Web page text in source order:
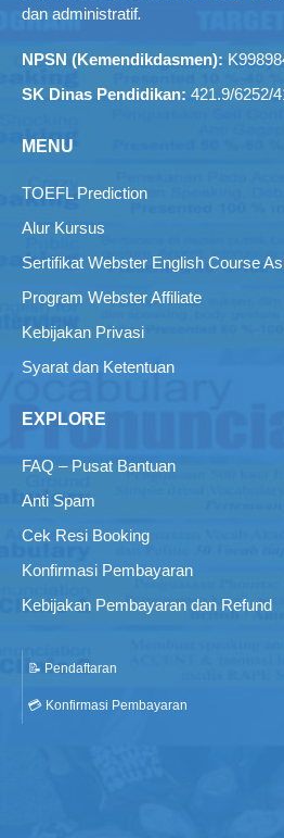
dan administratif.
NPSN (Kemendikdasmen):
SK Dinas Pendidikan: 421.9/6252/
MENU
TOEFL Prediction
Alur Kursus
Sertifikat Webster English Course
Program Webster Affiliate
Kebijakan Privasi
Syarat dan Ketentuan
EXPLORE
FAQ – Pusat Bantuan
Anti Spam
Cek Resi Booking
Konfirmasi Pembayaran
Kebijakan Pembayaran dan Refund
📝 Pendaftaran
💳 Konfirmasi Pembayaran